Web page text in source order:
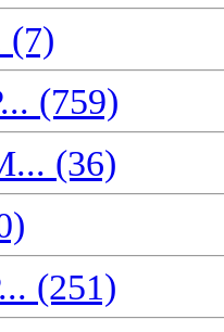
(7)
(759)
(36)
(251)